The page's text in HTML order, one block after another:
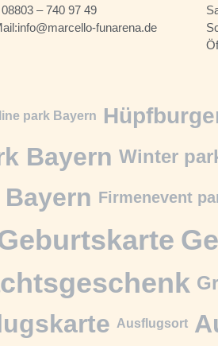
08803 – 740 97 49
funarena.de
park Bayern
Bayern Winter
Bayern Firmenevent
Ausflugsort